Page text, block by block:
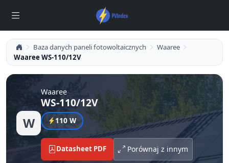
Baza danych paneli fotowoltaicznych
Waaree
Waaree WS-110/12V
W
Waaree
WS-110/12V
110 W
Datasheet PDF Porównaj z innym